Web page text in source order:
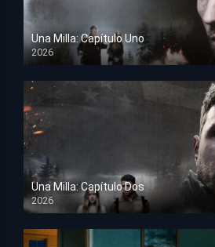
Una Milla: Capítulo Uno
2026
HD 1080p
Una Milla: Capítulo Dos
2026
HD 1080p